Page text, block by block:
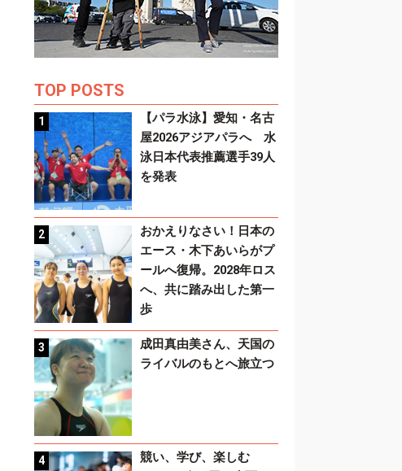
TOP POSTS
【パラ水泳】愛知・名古
屋2026アジアパラへ 水
泳日本代表推薦選手39人
を発表
おかえりなさい！日本の
エース・木下あいらがプ
ールへ復帰。2028年ロス
へ、共に踏み出した第一
歩
成田真由美さん、天国の
ライバルのもとへ旅立つ
競い、学び、楽しむ